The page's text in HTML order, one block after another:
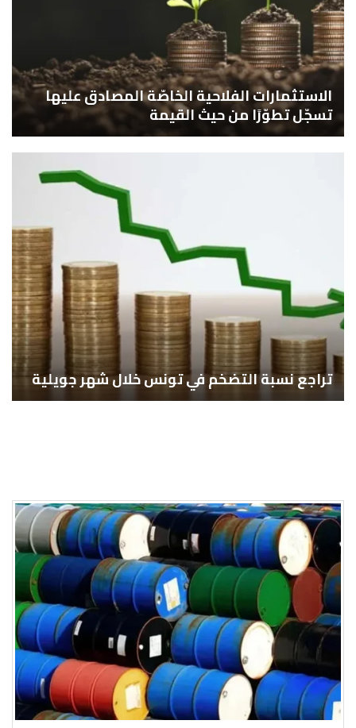
الاستثمارات الفلاحية الخاصّة المصادق عليها
تسجّل تطوّرًا من حيث القيمة
تراجع نسبة التضخم في تونس خلال شهر جويلية